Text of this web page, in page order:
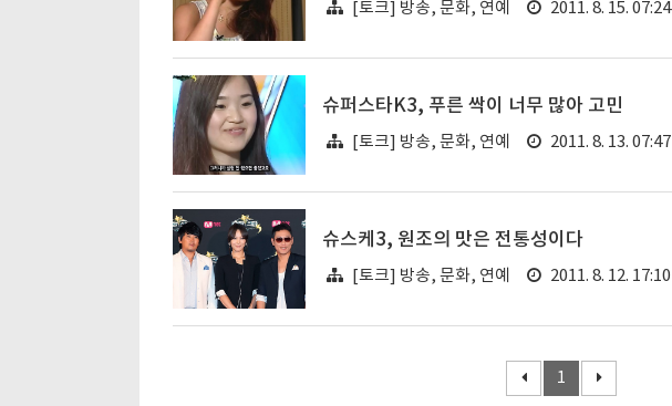
[토크] 방송, 문화, 연예 2011. 8. 15. 07:24
슈퍼스타K3, 푸른 싹이 너무 많아 고민
[토크] 방송, 문화, 연예 2011. 8. 13. 07:47
슈스케3, 원조의 맛은 전통성이다
[토크] 방송, 문화, 연예 2011. 8. 12. 17:10
1